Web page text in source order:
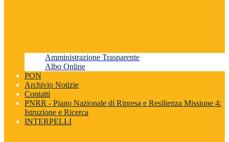
Amministrazione Trasparente
Albo Online
PON
Archivio Notizie
Contatti
PNRR - Piano Nazionale di Ripresa e Resilienza Missione 4:
Istruzione e Ricerca
INTERPELLI